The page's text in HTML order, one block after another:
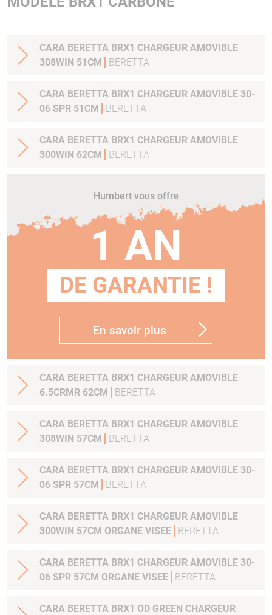
CARA BERETTA BRX1 CHARGEUR AMOVIBLE
308WIN 51CM
BERETTA
CARA BERETTA BRX1 CHARGEUR AMOVIBLE 30-
06 SPR 51CM
BERETTA
CARA BERETTA BRX1 CHARGEUR AMOVIBLE
300WIN 62CM
BERETTA
Humbert vous offre
1 AN
DE GARANTIE !
En savoir plus
CARA BERETTA BRX1 CHARGEUR AMOVIBLE
6.5CRMR 62CM
BERETTA
CARA BERETTA BRX1 CHARGEUR AMOVIBLE
308WIN 57CM
BERETTA
CARA BERETTA BRX1 CHARGEUR AMOVIBLE 30-
06 SPR 57CM
BERETTA
CARA BERETTA BRX1 CHARGEUR AMOVIBLE
300WIN 57CM ORGANE VISEE
BERETTA
CARA BERETTA BRX1 CHARGEUR AMOVIBLE 30-
06 SPR 57CM ORGANE VISEE
BERETTA
CARA BERETTA BRX1 OD GREEN CHARGEUR